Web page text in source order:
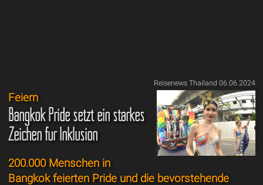
Reisenews Thailand 06.06.2024
Feiern
Bangkok Pride setzt ein starkes
Zeichen für Inklusion
200.000 Menschen in
Bangkok feierten Pride und die bevorstehende